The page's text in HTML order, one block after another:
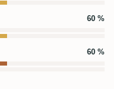
60 %
60 %